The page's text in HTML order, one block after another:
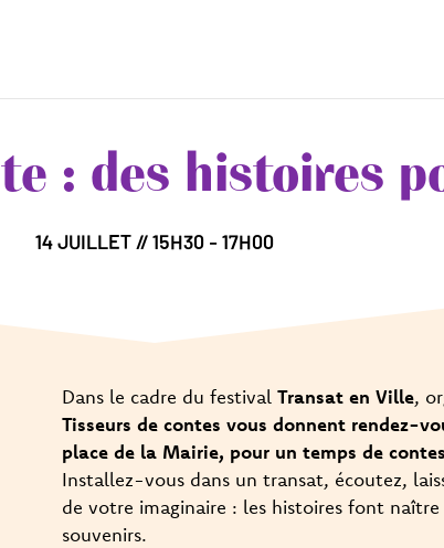
: des histoires
14 JUILLET // 15H30 - 17H00
Dans le cadre du festivalTransat en Ville,
Tisseurs de contes vous donnent rendez-
place de la Mairie, pour un temps de
Installez-vous dans un transat, écoutez,
de votre imaginaire : les histoires font naître
souvenirs.